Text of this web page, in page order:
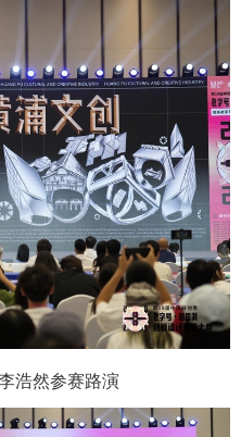
浩然参赛路演